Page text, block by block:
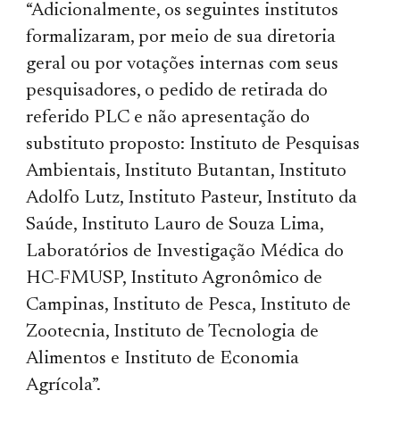
“Adicionalmente, os seguintes institutos
formalizaram, por meio de sua diretoria
geral ou por votações internas com seus
pesquisadores, o pedido de retirada do
referido PLC e não apresentação do
substituto proposto: Instituto de Pesquisas
Ambientais, Instituto Butantan, Instituto
Adolfo Lutz, Instituto Pasteur, Instituto da
Saúde, Instituto Lauro de Souza Lima,
Laboratórios de Investigação Médica do
HC-FMUSP, Instituto Agronômico de
Campinas, Instituto de Pesca, Instituto de
Zootecnia, Instituto de Tecnologia de
Alimentos e Instituto de Economia
Agrícola”.